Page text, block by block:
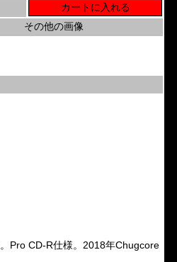
その他の画像
Pro CD-R仕様。2018年Chugcore